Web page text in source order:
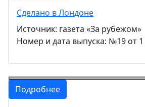
Сделано в Лондоне
Источник: газета «За рубежом»
Номер и дата выпуска: №19 от 1
Подробнее